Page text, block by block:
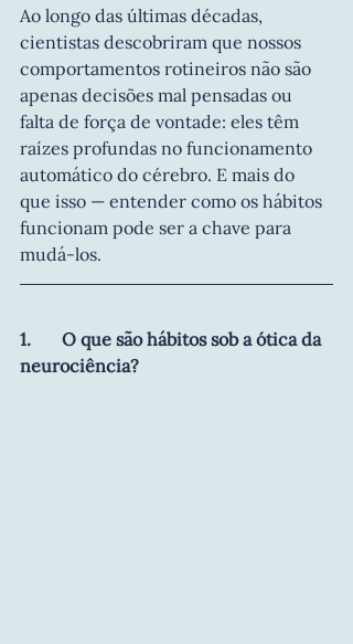
Ao longo das últimas décadas,
cientistas descobriram que nossos
comportamentos rotineiros não são
apenas decisões mal pensadas ou
falta de força de vontade: eles têm
raízes profundas no funcionamento
automático do cérebro. E mais do
que isso — entender como os hábitos
funcionam pode ser a chave para
mudá-los.
1.       O que são hábitos sob a ótica da
neurociência?